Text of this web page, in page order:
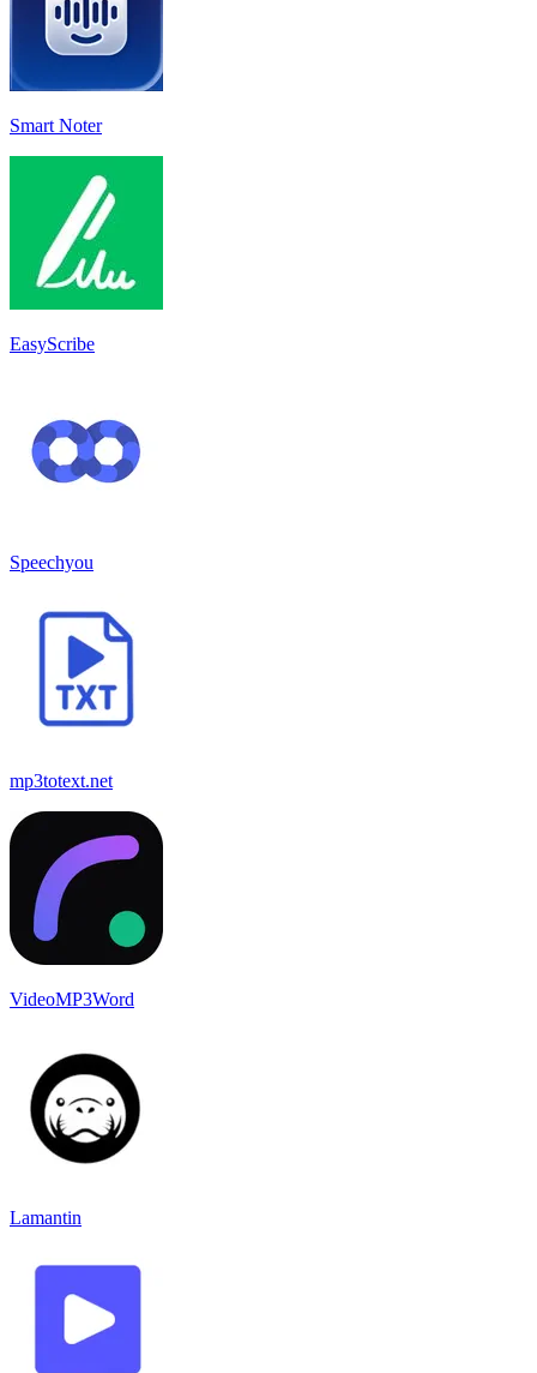
Smart Noter
EasyScribe
Speechyou
mp3totext.net
VideoMP3Word
Lamantin